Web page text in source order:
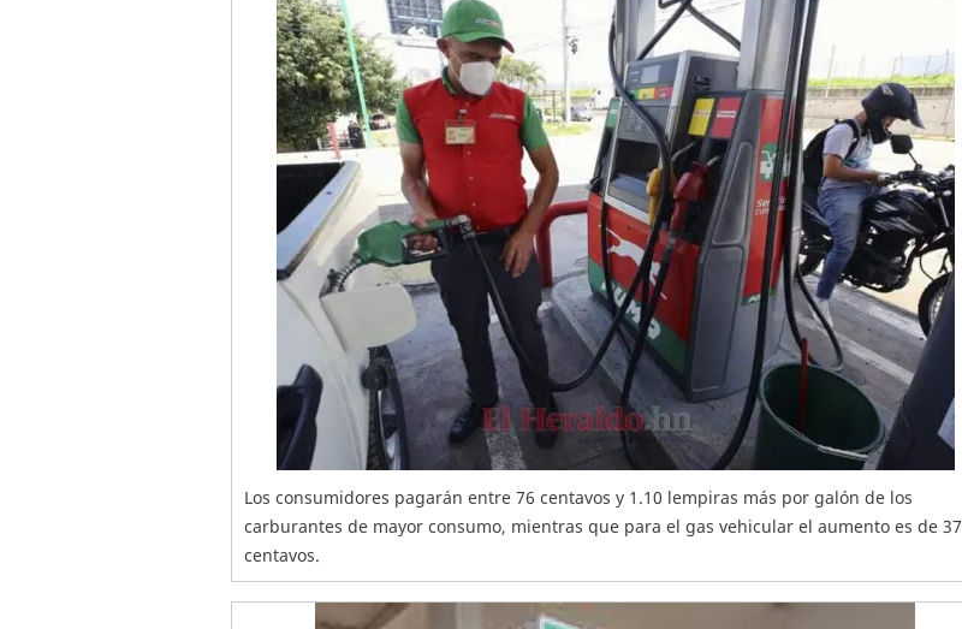
Los consumidores pagarán entre 76 centavos y 1.10 lempiras más por galón de los
carburantes de mayor consumo, mientras que para el gas vehicular el aumento es de 37
centavos.